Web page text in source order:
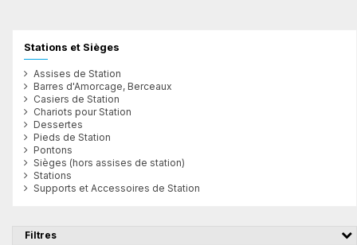
Stations et Sièges
Assises de Station
Barres d'Amorcage, Berceaux
Casiers de Station
Chariots pour Station
Dessertes
Pieds de Station
Pontons
Sièges (hors assises de station)
Stations
Supports et Accessoires de Station
Filtres